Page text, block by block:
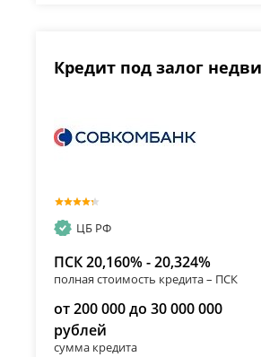
Кредит под залог
ЦБ РФ
ПСК 20,160% - 20,324%
полная стоимость кредита – ПСК
от 200 000 до 30 000 000
рублей
сумма кредита